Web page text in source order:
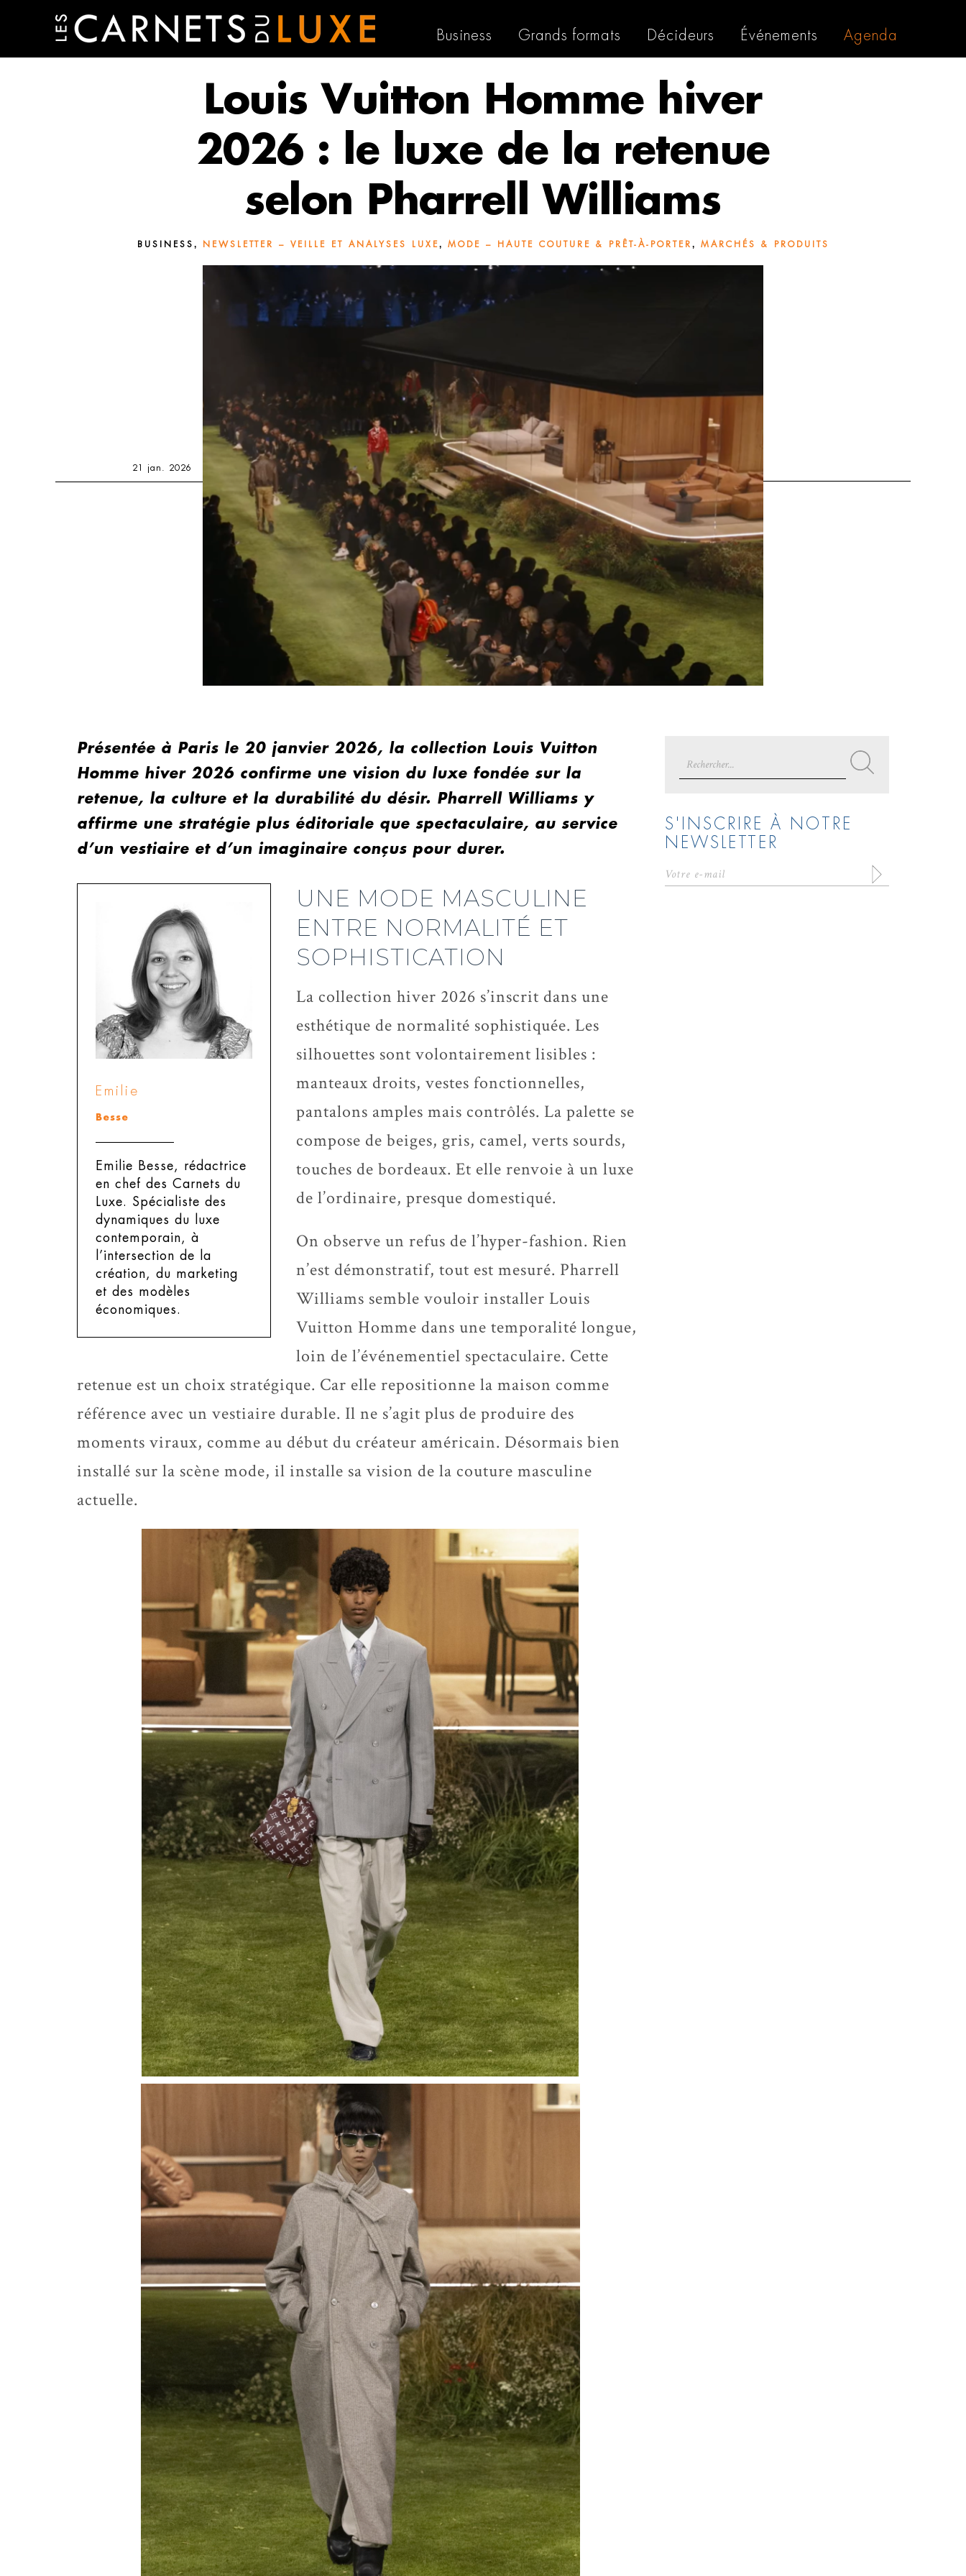
Business Grands formats Décideurs Événements Agenda
Louis Vuitton Homme hiver
2026 : le luxe de la retenue
selon Pharrell Williams
BUSINESS , NEWSLETTER – VEILLE ET ANALYSES LUXE, MODE – HAUTE COUTURE & PRÊT-À-PORTER , MARCHÉS & PRODUITS
21 jan. 2026
Présentée à Paris le 20 janvier 2026, la collection Louis Vuitton
Homme hiver 2026 confirme une vision du luxe fondée sur la
retenue, la culture et la durabilité du désir. Pharrell Williams y
affirme une stratégie plus éditoriale que spectaculaire, au service
d’un vestiaire et d’un imaginaire conçus pour durer.
Emilie
Besse
Emilie Besse, rédactrice
en chef des Carnets du
Luxe.
Spécialiste des
dynamiques du luxe
contemporain, à
l’intersection de la
création, du marketing
et des modèles
économiques.
UNE MODE MASCULINE
ENTRE NORMALITÉ ET
SOPHISTICATION
La collection hiver 2026 s’inscrit dans une
esthétique de normalité sophistiquée. Les
silhouettes sont volontairement lisibles :
manteaux droits, vestes fonctionnelles,
pantalons amples mais contrôlés. La palette se
compose de beiges, gris, camel, verts sourds,
touches de bordeaux. Et elle renvoie à un luxe
de l’ordinaire, presque domestiqué.
On observe un refus de l’hyper-fashion. Rien
n’est démonstratif, tout est mesuré. Pharrell
Williams semble vouloir installer Louis
Vuitton Homme dans une temporalité longue,
loin de l’événementiel spectaculaire. Cette
retenue est un choix stratégique. Car elle repositionne la maison comme
référence avec un vestiaire durable. Il ne s’agit plus de produire des
moments viraux, comme au début du créateur américain. Désormais bien
installé sur la scène mode, il installe sa vision de la couture masculine
actuelle.
for:
S'INSCRIRE À NOTRE
NEWSLETTER